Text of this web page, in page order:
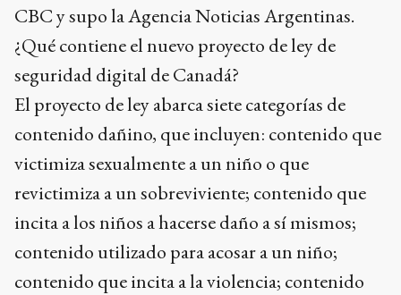
CBC y supo la Agencia Noticias Argentinas.
¿Qué contiene el nuevo proyecto de ley de
seguridad digital de Canadá?
El proyecto de ley abarca siete categorías de
contenido dañino, que incluyen: contenido que
victimiza sexualmente a un niño o que
revictimiza a un sobreviviente; contenido que
incita a los niños a hacerse daño a sí mismos;
contenido utilizado para acosar a un niño;
contenido que incita a la violencia; contenido